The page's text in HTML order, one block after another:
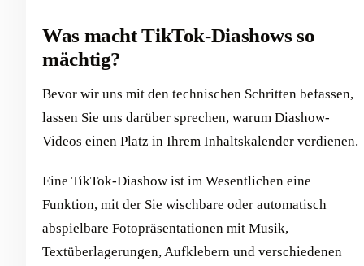
Was macht TikTok-Diashows so
mächtig?
Bevor wir uns mit den technischen Schritten befassen,
lassen Sie uns darüber sprechen, warum Diashow-
Videos einen Platz in Ihrem Inhaltskalender verdienen.
Eine TikTok-Diashow ist im Wesentlichen eine
Funktion, mit der Sie wischbare oder automatisch
abspielbare Fotopräsentationen mit Musik,
Textüberlagerungen, Aufklebern und verschiedenen